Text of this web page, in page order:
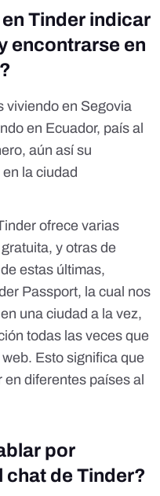
Tinder indicar
encontrarse en
viviendo en Segovia
en Ecuador, país al
aún así su
la ciudad
ofrece varias
y otras de
estas últimas,
Passport, la cual nos
una ciudad a la vez,
todas las veces que
. Esto significa que
diferentes países al
por
chat de Tinder?